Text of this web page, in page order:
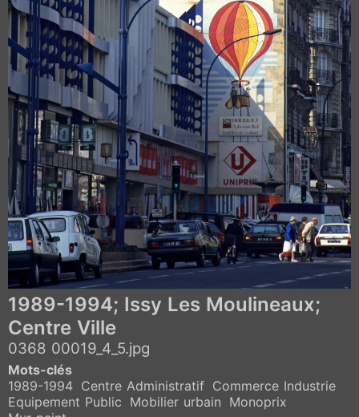
1989-1994; Issy Les Moulineaux;
Centre Ville
0368 00019_4_5.jpg
Mots-clés
1989-1994 Centre Administratif Commerce Industrie
Equipement Public Mobilier urbain Monoprix